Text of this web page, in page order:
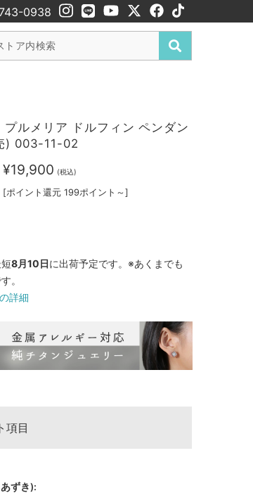
0938
ルメリア ドルフィン ペンダン
) 003-11-02
¥19,900 (税込)
[ポイント還元 199ポイント～]
8月10日に出荷予定です。※あくまでも
。
詳細
項目
ずき):